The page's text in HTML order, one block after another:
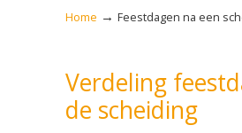
Home → Feestdagen na een
Verdeling
de scheiding